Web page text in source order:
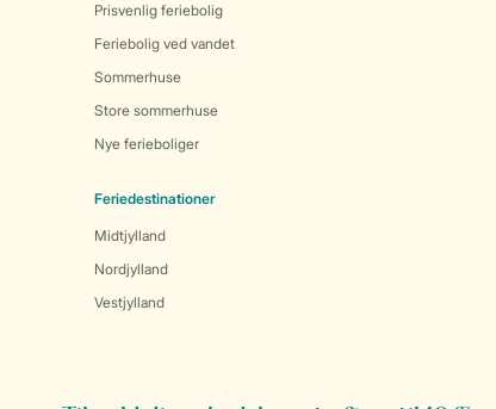
Prisvenlig feriebolig
Feriebolig ved vandet
Sommerhuse
Store sommerhuse
Nye ferieboliger
Feriedestinationer
Midtjylland
Nordjylland
Vestjylland